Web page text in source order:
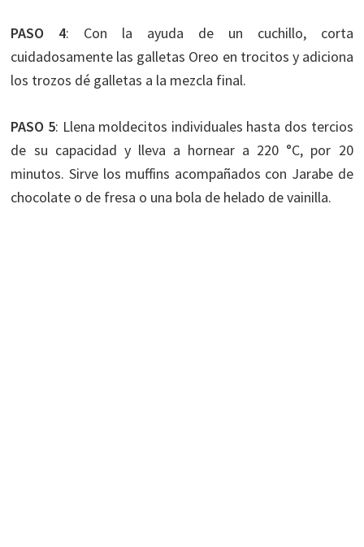
PASO 4: Con la ayuda de un cuchillo, corta
cuidadosamente las galletas Oreo en trocitos y adiciona
los trozos dé galletas a la mezcla final.
PASO 5: Llena moldecitos individuales hasta dos tercios
de su capacidad y lleva a hornear a 220 °C, por 20
minutos. Sirve los muffins acompañados con Jarabe de
chocolate o de fresa o una bola de helado de vainilla.